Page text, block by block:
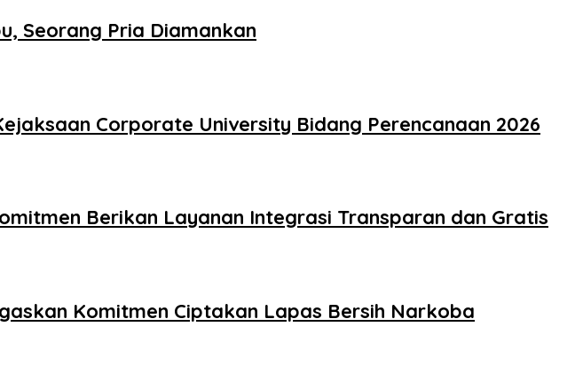
Seorang Pria Diamankan
Corporate University Bidang Perencanaan 2026
Berikan Layanan Integrasi Transparan dan Gratis
Komitmen Ciptakan Lapas Bersih Narkoba